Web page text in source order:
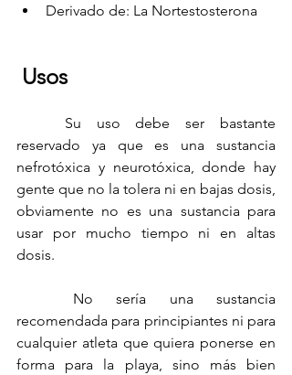
Derivado de: La Nortestosterona
Usos
reservado ya que es una sustancia
nefrotóxica y neurotóxica, donde hay
gente que no la tolera ni en bajas dosis,
obviamente no es una sustancia para
usar por mucho tiempo ni en altas
dosis.
recomendada para principiantes ni para
cualquier atleta que quiera ponerse en
forma para la playa, sino más bien